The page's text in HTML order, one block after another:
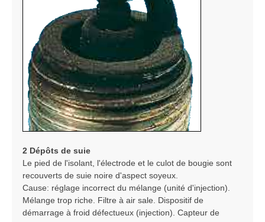
2 Dépôts de suie
Le pied de l'isolant, l'électrode et le culot de bougie sont
recouverts de suie noire d'aspect soyeux.
Cause: réglage incorrect du mélange (unité d'injection).
Mélange trop riche. Filtre à air sale. Dispositif de
démarrage à froid défectueux (injection). Capteur de